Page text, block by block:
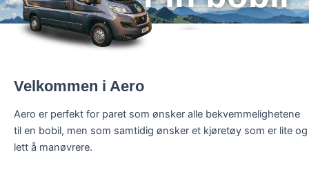
for 2
Velkommen i Aero
Aero er perfekt for paret som ønsker alle bekvemmelighetene
til en bobil, men som samtidig ønsker et kjøretøy som er lite og
lett å manøvrere.